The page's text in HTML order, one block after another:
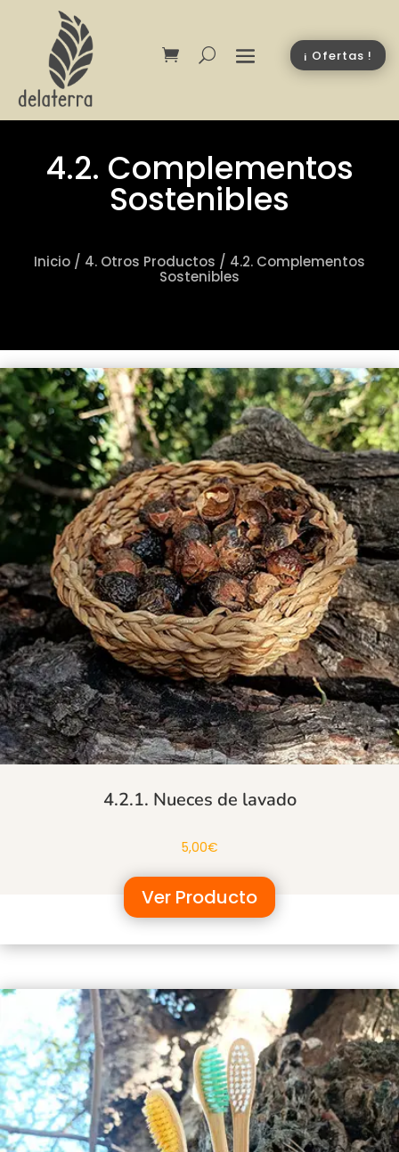
¡ Ofertas !
4.2. Complementos
Sostenibles
Inicio / 4. Otros Productos / 4.2. Complementos
Sostenibles
4.2.1. Nueces de lavado
5,00€
Ver Producto